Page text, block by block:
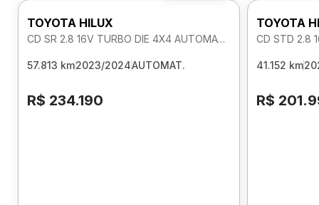
TOYOTA HILUX
CD SR 2.8 16V TURBO DIE 4X4 AUTOMATICO
57.813 km2023/2024AUTOMAT.
R$ 234.190
TOYOTA
CD STD 2.8
41.152 km
R$